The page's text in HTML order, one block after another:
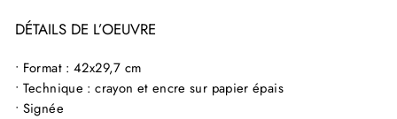
DÉTAILS DE L’OEUVRE
• Format : 42x29,7 cm
• Technique : crayon et encre sur papier épais
• Signée